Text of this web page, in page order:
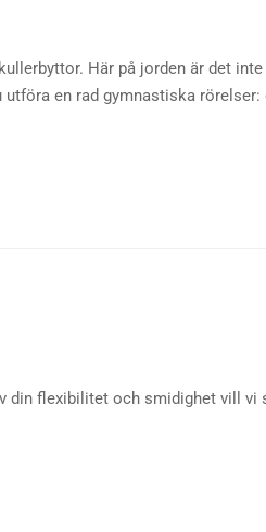
Här på jorden är det
en rad gymnastiska rörelser:
din flexibilitet och smidighet vill vi